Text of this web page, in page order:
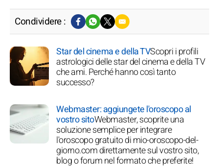
Condividere :
Star del cinema e della TVScopri i profili
astrologici delle star del cinema e della TV
che ami. Perché hanno così tanto
successo?
Webmaster: aggiungete l'oroscopo al
vostro sitoWebmaster, scoprite una
soluzione semplice per integrare
l'oroscopo gratuito di mio-oroscopo-del-
giorno.com direttamente sul vostro sito,
blog o forum nel formato che preferite!